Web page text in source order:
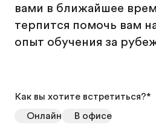
вами в ближайшее
терпится помочь вам
опыт обучения за
Как вы хотите встретиться?*
Онлайн
В офисе